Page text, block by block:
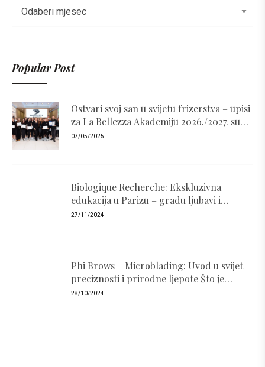
Popular Post
Ostvari svoj san u svijetu frizerstva – upisi
za La Bellezza Akademiju 2026./2027. su
otvoreni!
07/05/2025
Biologique Recherche: Ekskluzivna
edukacija u Parizu – gradu ljubavi i
luksuza
27/11/2024
Phi Brows – Microblading: Uvod u svijet
preciznosti i prirodne ljepote Što je
PhiBrows i zašto je popularan ?
28/10/2024